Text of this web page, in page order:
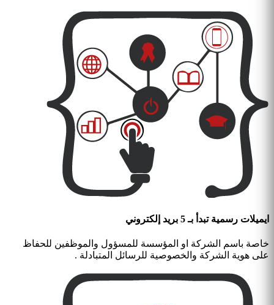
ايميلات رسمية تبدأ بـ 5 بريد إلكتروني
خاصة باسم الشركة او المؤسسة للمسؤول والموظفين للحفاظ
على هوية الشركة والخصوصية للرسائل المتبادلة .